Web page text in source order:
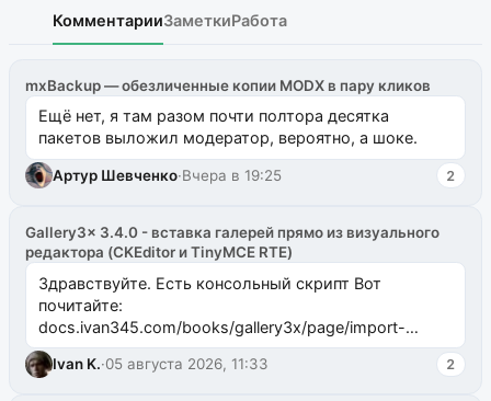
КомментарииЗаметкиРабота
mxBackup — обезличенные копии MODX в пару кликов
Ещё нет, я там разом почти полтора десятка
пакетов выложил модератор, вероятно, а шоке.
Артур Шевченко·Вчера в 19:25 2
Gallery3x 3.4.0 - вставка галерей прямо из визуального
редактора (CKEditor и TinyMCE RTE)
Здравствуйте. Есть консольный скрипт Вот
почитайте:
docs.ivan345.com/books/gallery3x/page/import-
ms2galleryphp
Ivan K.·05 августа 2026, 11:33 2